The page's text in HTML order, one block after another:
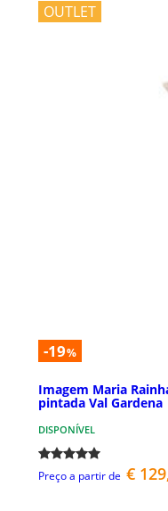
OUTLET
-19%
Imagem Maria
pintada Val Gardena
DISPONÍVEL
Preço a partir de €